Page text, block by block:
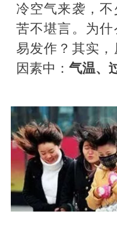
冷空气来袭，不
苦不堪言。为
易发作？其实
因素中： 气温、